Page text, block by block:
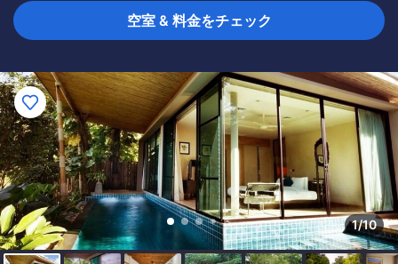
空室 & 料金をチェック
1/10